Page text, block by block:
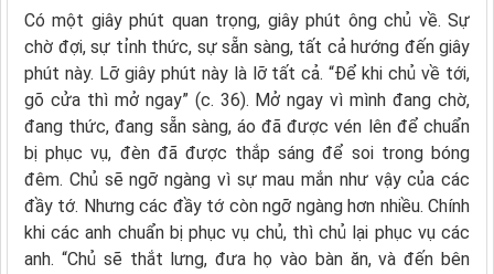
Có một giây phút quan trọng, giây phút ông chủ về. Sự
chờ đợi, sự tỉnh thức, sự sẵn sàng, tất cả hướng đến giây
phút này. Lỡ giây phút này là lỡ tất cả. “Để khi chủ về tới,
gõ cửa thì mở ngay” (c. 36). Mở ngay vì mình đang chờ,
đang thức, đang sẵn sàng, áo đã được vén lên để chuẩn
bị phục vụ, đèn đã được thắp sáng để soi trong bóng
đêm. Chủ sẽ ngỡ ngàng vì sự mau mắn như vậy của các
đầy tớ. Nhưng các đầy tớ còn ngỡ ngàng hơn nhiều. Chính
khi các anh chuẩn bị phục vụ chủ, thì chủ lại phục vụ các
anh. “Chủ sẽ thắt lưng, đưa họ vào bàn ăn, và đến bên